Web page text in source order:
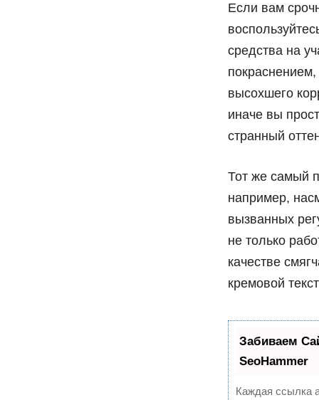
Если вам
средства на
высохшего
иначе вы
странный
Тот же самый
например,
вызванных
не только
качестве
кремовой
Забиваем
SeoHammer
Каждая ссылка